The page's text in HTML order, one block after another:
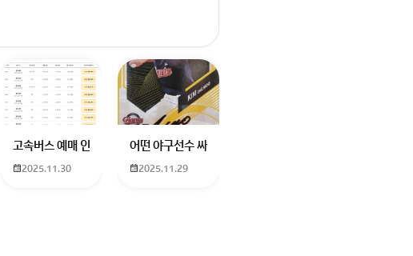
스가 많이 없고 프로형은 많아서
월 브랜드평판에서 스타부문에서의 임영웅 순위 알고싶어요
가 2027학년도 고등학교 입학생인데요 지망하는 학교가 전주 한일고인데 1. 다자녀
고속버스 예매 인천공항에서 대전으로 가는 버스를 이용하려하는데 버스 노선이 인천
2025.11.30
어떤 야구선수 싸인일까요? 제가 옛날에 롯데 자이언츠 선수
2025.11.29